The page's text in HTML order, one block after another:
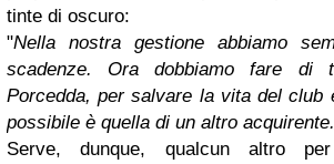
tinte di oscuro:
"Nella nostra gestione abbiamo
scadenze. Ora dobbiamo fare di
Porcedda, per salvare la vita del club
possibile è quella di un altro
Serve, dunque, qualcun altro